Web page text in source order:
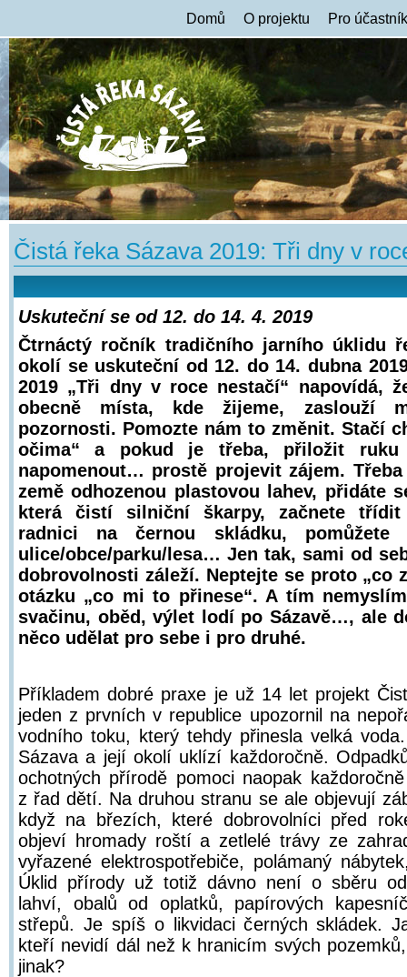
Domů O projektu Pro
Čistá řeka Sázava 2019: Tři dny v
Uskuteční se od 12. do 14. 4. 2019
Čtrnáctý ročník tradičního jarního úklidu
okolí se uskuteční od 12. do 14. dubna
2019 „Tři dny v roce nestačí“ napovídá,
obecně místa, kde žijeme, zaslouží
pozornosti. Pomozte nám to změnit. Stačí
očima“ a pokud je třeba, přiložit
napomenout… prostě projevit zájem.
země odhozenou plastovou lahev, přidáte
která čistí silniční škarpy, začnete třídit
radnici na černou skládku, pomůžete
ulice/obce/parku/lesa… Jen tak, sami od
dobrovolnosti záleží. Neptejte se proto „co
otázku „co mi to přinese“. A tím
svačinu, oběd, výlet lodí po Sázavě…, ale
něco udělat pro sebe i pro druhé.
Příkladem dobré praxe je už 14 let projekt
jeden z prvních v republice upozornil na
vodního toku, který tehdy přinesla velká
Sázava a její okolí uklízí každoročně.
ochotných přírodě pomoci naopak
z řad dětí. Na druhou stranu se ale objevují
když na březích, které dobrovolníci před
objeví hromady roští a zetlelé trávy ze
vyřazené elektrospotřebiče, polámaný
Úklid přírody už totiž dávno není o sběru
lahví, obalů od oplatků, papírových
střepů. Je spíš o likvidaci černých skládek.
kteří nevidí dál než k hranicím svých
jinak?